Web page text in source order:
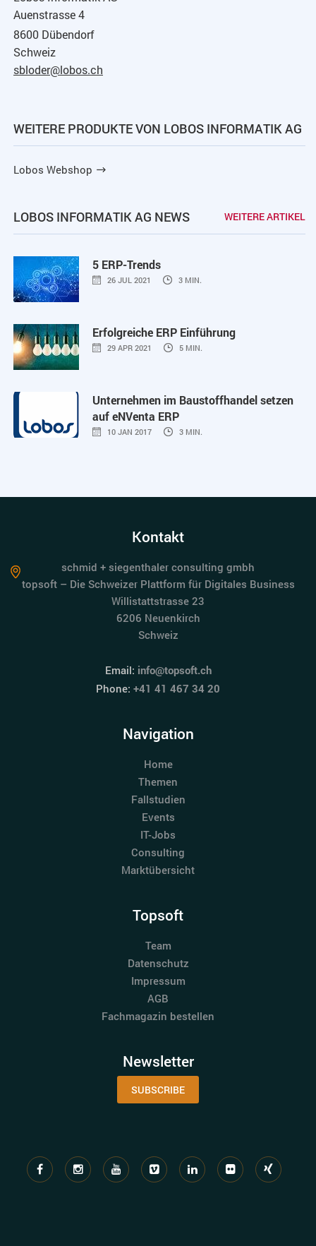
Auenstrasse 4
8600 Dübendorf
Schweiz
sbloder@lobos.ch
WEITERE PRODUKTE VON LOBOS INFORMATIK AG
Lobos Webshop
LOBOS INFORMATIK AG NEWS WEITERE ARTIKEL
5 ERP-Trends
26 JUL 2021 3 MIN.
Erfolgreiche ERP Einführung
29 APR 2021 5 MIN.
Unternehmen im Baustoffhandel setzen
auf eNVenta ERP
10 JAN 2017 3 MIN.
Kontakt
schmid + siegenthaler consulting gmbh
topsoft – Die Schweizer Plattform für Digitales Business
Willistattstrasse 23
6206 Neuenkirch
Schweiz
Email: info@topsoft.ch
Phone: +41 41 467 34 20
Navigation
Home
Themen
Fallstudien
Events
IT-Jobs
Consulting
Marktübersicht
Topsoft
Team
Datenschutz
Impressum
AGB
Fachmagazin bestellen
Newsletter
SUBSCRIBE